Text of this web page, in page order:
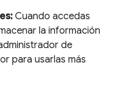
Cuando accedas
la información
de
para usarlas más